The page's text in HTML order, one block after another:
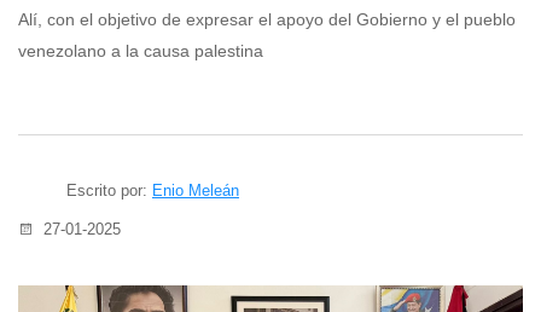
Alí, con el objetivo de expresar el apoyo del Gobierno y el pueblo
venezolano a la causa palestina
Escrito por: Enio Meleán
27-01-2025